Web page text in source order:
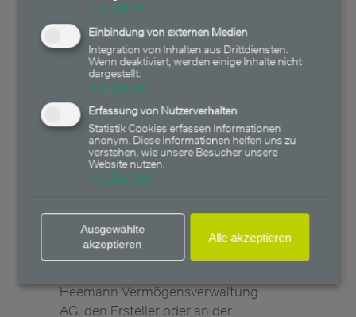
Vermögensverwaltung AG, der
Ersteller oder an der Erstellung
mitwirkende Personen können
Aktienanteile am genannten
Unternehmen, Anleihen des
genannten Unternehmens oder
Fondsanteile der von der Heemann
Vermögensverwaltung AG
gemanagten Fonds, die wiederum
in Aktienanteilen oder Anleihen des
investiert sind, halten. Aus
Veränderungen des Aktienkurses
oder des Anleihekurses kann sich
Heemann Vermögensverwaltung
AG, den Ersteller oder an der
↓ 1 Dienst
Einbindung von externen Medien
Integration von Inhalten aus Drittdiensten.
Wenn deaktiviert, werden einige Inhalte nicht
dargestellt.
↓ 1 Dienst
Erfassung von Nutzerverhalten
Statistik Cookies erfassen Informationen
anonym. Diese Informationen helfen uns zu
verstehen, wie unsere Besucher unsere
Website nutzen.
↓ 2 Dienste
Ausgewählte
akzeptieren
Alle akzeptieren